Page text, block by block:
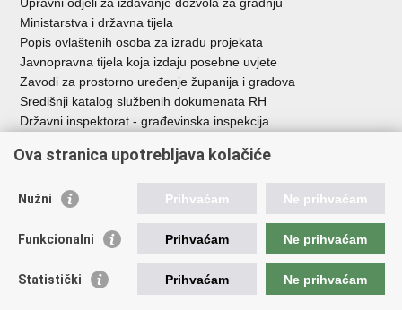
Ministarstva i državna tijela
Popis ovlaštenih osoba za izradu projekata
Javnopravna tijela koja izdaju posebne uvjete
Zavodi za prostorno uređenje županija i gradova
Središnji katalog službenih dokumenata RH
Državni inspektorat - građevinska inspekcija
Vlada Republike Hrvatske
Agencija za pravni promet i posredovanje nekretninama
Fond za zaštitu okoliša i energetsku učinkovitost
Ova stranica upotrebljava kolačiće
Nužni Prihvaćam Ne prihvaćam
Funkcionalni Prihvaćam Ne prihvaćam
Statistički Prihvaćam Ne prihvaćam